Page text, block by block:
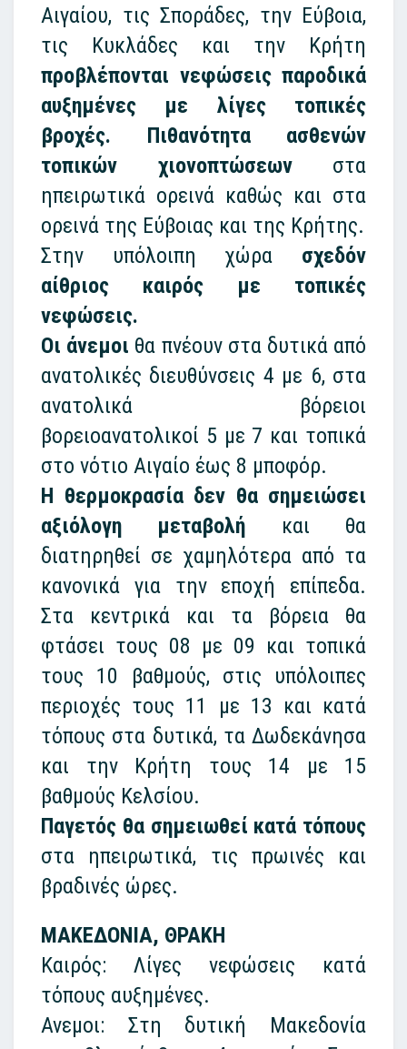
Αιγαίου, τις Σποράδες, την Εύβοια,
τις Κυκλάδες και την Κρήτη
προβλέπονται νεφώσεις παροδικά
αυξημένες με λίγες τοπικές
βροχές. Πιθανότητα ασθενών
τοπικών χιονοπτώσεωνστα
ηπειρωτικά ορεινά καθώς και στα
ορεινά της Εύβοιας και της Κρήτης.
Στην υπόλοιπη χώρα σχεδόν
αίθριος καιρός με τοπικές
νεφώσεις.
Οι άνεμοι θα πνέουν στα δυτικά από
ανατολικές διευθύνσεις 4 με 6, στα
ανατολικά βόρειοι
βορειοανατολικοί 5 με 7 και τοπικά
στο νότιο Αιγαίο έως 8 μποφόρ.
Η θερμοκρασία δεν θα σημειώσει
αξιόλογη μεταβολή και θα
διατηρηθεί σε χαμηλότερα από τα
κανονικά για την εποχή επίπεδα.
Στα κεντρικά και τα βόρεια θα
φτάσει τους 08 με 09 και τοπικά
τους 10 βαθμούς, στις υπόλοιπες
περιοχές τους 11 με 13 και κατά
τόπους στα δυτικά, τα Δωδεκάνησα
και την Κρήτη τους 14 με 15
βαθμούς Κελσίου.
Παγετός θα σημειωθεί κατά τόπους
στα ηπειρωτικά, τις πρωινές και
βραδινές ώρες.
ΜΑΚΕΔΟΝΙΑ, ΘΡΑΚΗ
Καιρός: Λίγες νεφώσεις κατά
τόπους αυξημένες.
Ανεμοι: Στη δυτική Μακεδονία